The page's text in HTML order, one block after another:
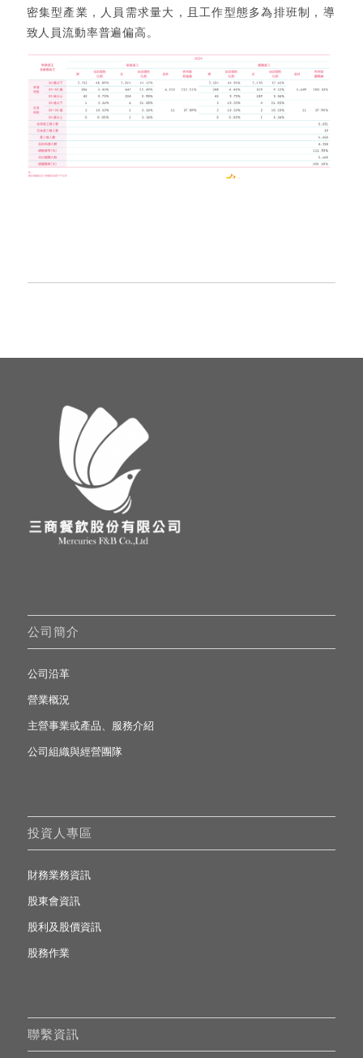
密集型產業，人員需求量大，且工作型態多為排班制，導
致人員流動率普遍偏高。
公司簡介
公司沿革
營業概況
主營事業或產品、服務介紹
公司組織與經營團隊
投資人專區
財務業務資訊
股東會資訊
股利及股價資訊
股務作業
聯繫資訊